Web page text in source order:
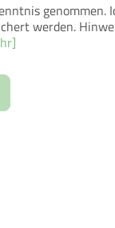
werden.